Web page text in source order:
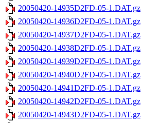
20050420-14935D2FD-05-1.DAT.gz
20050420-14936D2FD-05-1.DAT.gz
20050420-14937D2FD-05-1.DAT.gz
20050420-14938D2FD-05-1.DAT.gz
20050420-14939D2FD-05-1.DAT.gz
20050420-14940D2FD-05-1.DAT.gz
20050420-14941D2FD-05-1.DAT.gz
20050420-14942D2FD-05-1.DAT.gz
20050420-14943D2FD-05-1.DAT.gz